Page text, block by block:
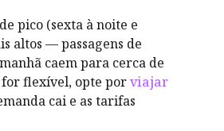
pico (sexta à noite e
altos — passagens de
caem para cerca de
for flexível, opte porviajar
cai e as tarifas